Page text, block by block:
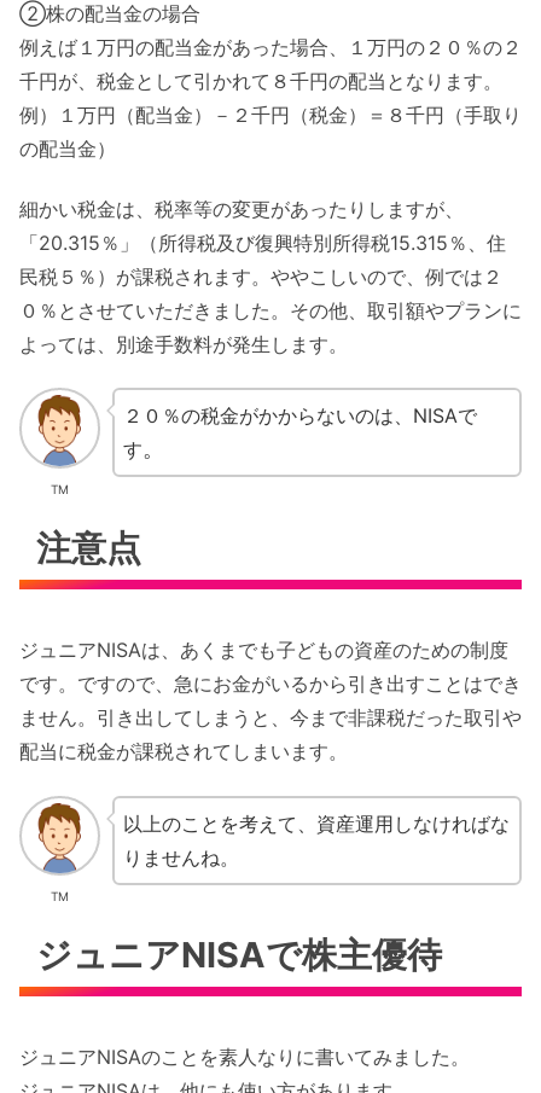
②株の配当金の場合
例えば１万円の配当金があった場合、１万円の２０％の２
千円が、税金として引かれて８千円の配当となります。
例）１万円（配当金）－２千円（税金）＝８千円（手取り
の配当金）
細かい税金は、税率等の変更があったりしますが、
「20.315％」（所得税及び復興特別所得税15.315％、住
民税５％）が課税されます。ややこしいので、例では２
０％とさせていただきました。その他、取引額やプランに
よっては、別途手数料が発生します。
TM
２０％の税金がかからないのは、NISAで
す。
注意点
ジュニアNISAは、あくまでも子どもの資産のための制度
です。ですので、急にお金がいるから引き出すことはでき
ません。引き出してしまうと、今まで非課税だった取引や
配当に税金が課税されてしまいます。
TM
以上のことを考えて、資産運用しなければな
りませんね。
ジュニアNISAで株主優待
ジュニアNISAのことを素人なりに書いてみました。